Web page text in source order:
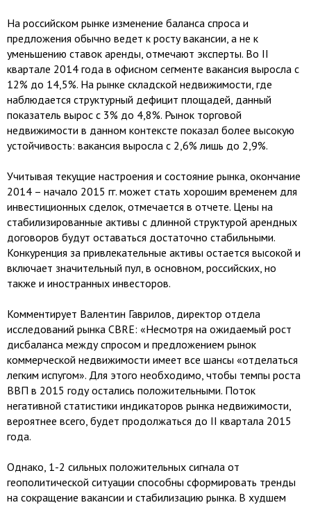
На российском рынке изменение баланса спроса и
предложения обычно ведет к росту вакансии, а не к
уменьшению ставок аренды, отмечают эксперты. Во II
квартале 2014 года в офисном сегменте вакансия выросла с
12% до 14,5%. На рынке складской недвижимости, где
наблюдается структурный дефицит площадей, данный
показатель вырос с 3% до 4,8%. Рынок торговой
недвижимости в данном контексте показал более высокую
устойчивость: вакансия выросла с 2,6% лишь до 2,9%.
Учитывая текущие настроения и состояние рынка, окончание
2014 – начало 2015 гг. может стать хорошим временем для
инвестиционных сделок, отмечается в отчете. Цены на
стабилизированные активы с длинной структурой арендных
договоров будут оставаться достаточно стабильными.
Конкуренция за привлекательные активы остается высокой и
включает значительный пул, в основном, российских, но
также и иностранных инвесторов.
Комментирует Валентин Гаврилов, директор отдела
исследований рынка CBRE: «Несмотря на ожидаемый рост
дисбаланса между спросом и предложением рынок
коммерческой недвижимости имеет все шансы «отделаться
легким испугом». Для этого необходимо, чтобы темпы роста
ВВП в 2015 году остались положительными. Поток
негативной статистики индикаторов рынка недвижимости,
вероятнее всего, будет продолжаться до II квартала 2015
года.
Однако, 1-2 сильных положительных сигнала от
геополитической ситуации способны сформировать тренды
на сокращение вакансии и стабилизацию рынка. В худшем